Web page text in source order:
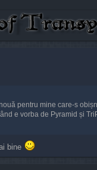
pentru mine care-s
e vorba de Pyramid și
bine